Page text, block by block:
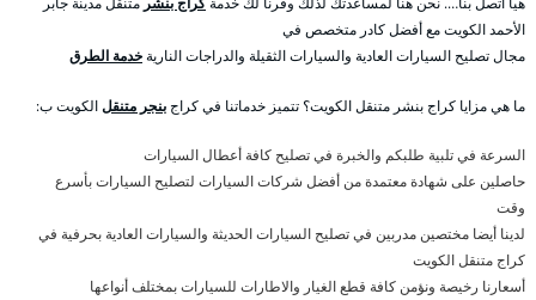
الأحمد الكويت مع أفضل كادر متخصص في
مجال تصليح السيارات العادية والسيارات الثقيلة والدراجات الناريةخدمة الطرق
ما هي مزايا كراج بنشر متنقل الكويت؟ تتميز خدماتنا في كراج بنجر متنقلالكويت ب:
السرعة في تلبية طلبكم والخبرة في تصليح كافة أعطال السيارات
حاصلين على شهادة معتمدة من أفضل شركات السيارات لتصليح السيارات بأسرع
وقت
لدينا أيضا مختصين مدربين في تصليح السيارات الحديثة والسيارات العادية بحرفية في
كراج متنقل الكويت
أسعارنا رخيصة ونؤمن كافة قطع الغيار والاطارات للسيارات بمختلف أنواعها